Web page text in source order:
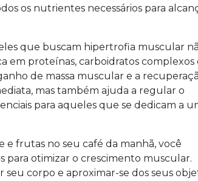
os nutrientes necessários para
que buscam hipertrofia muscular
em proteínas, carboidratos complexos
de massa muscular e a
mas também ajuda a regular o
para aqueles que se dedicam a
e frutas no seu café da manhã, você
para otimizar o crescimento muscular.
corpo e aproximar-se dos seus